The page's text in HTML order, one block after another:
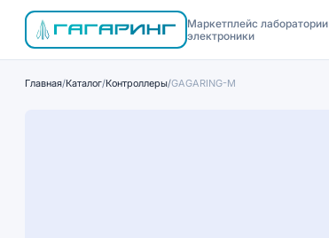
Маркетплейс лаборатории
электроники
Главная/Каталог/Контроллеры/GAGARING-M